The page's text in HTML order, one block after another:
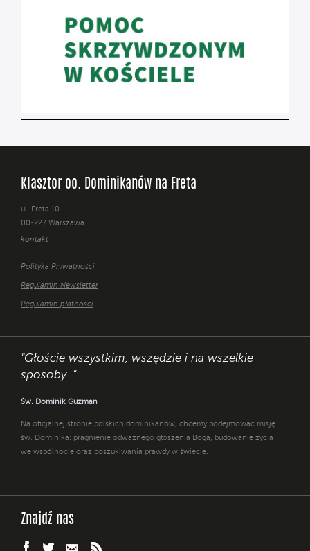
Klasztor oo. Dominikanów na Freta
ul. Freta 10
00-227 Warszawa
kontakt
Polityka Prywatności
Regulamin Newsletter
Regulamin płatności
"Głoście wszystkim, wszędzie i na wszelkie
sposoby. "
Św. Dominik Guzman
Na oficjalnej stronie polskich dominikanów, chcemy podejmować misję
św. Dominika: pragnienie odważnego głoszenia Boga, budowanie życia
we wspólnocie oraz poszukiwania prawdy w świecie.
Znajdź nas